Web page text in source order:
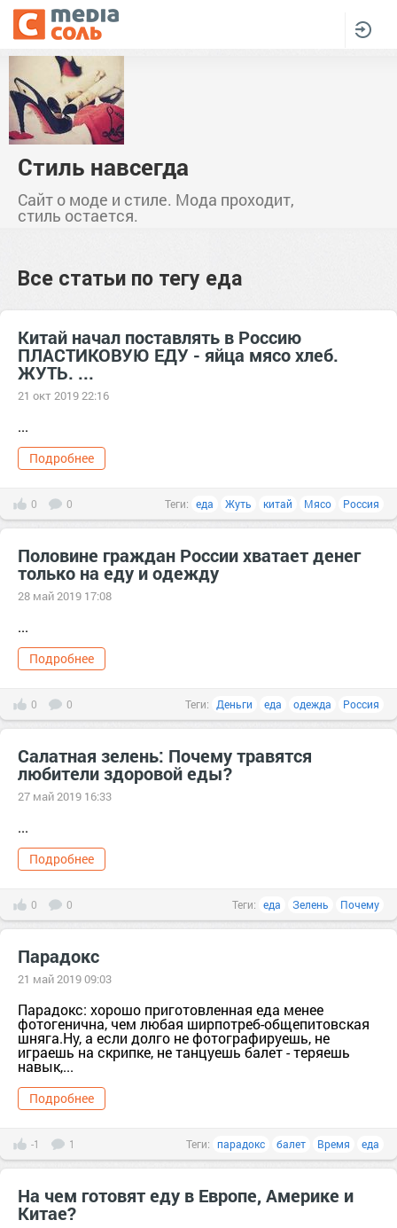
Стиль навсегда
Сайт о моде и стиле. Мода проходит,
стиль остается.
Все статьи по тегу еда
Китай начал поставлять в Россию
ПЛАСТИКОВУЮ ЕДУ - яйца мясо хлеб.
ЖУТЬ. ...
21 окт 2019 22:16
...
Подробнее
0 0 Теги: еда Жуть китай Мясо Россия
Половине граждан России хватает денег
только на еду и одежду
28 май 2019 17:08
...
Подробнее
0 0 Теги: Деньги еда одежда Россия
Салатная зелень: Почему травятся
любители здоровой еды?
27 май 2019 16:33
...
Подробнее
0 0 Теги: еда Зелень Почему
Парадокс
21 май 2019 09:03
Парадокс: хорошо приготовленная еда менее
фотогенична, чем любая ширпотреб-общепитовская
шняга.Ну, а если долго не фотографируешь, не
играешь на скрипке, не танцуешь балет - теряешь
навык,...
Подробнее
-1 1 Теги: парадокс балет Время еда
На чем готовят еду в Европе, Америке и
Китае?